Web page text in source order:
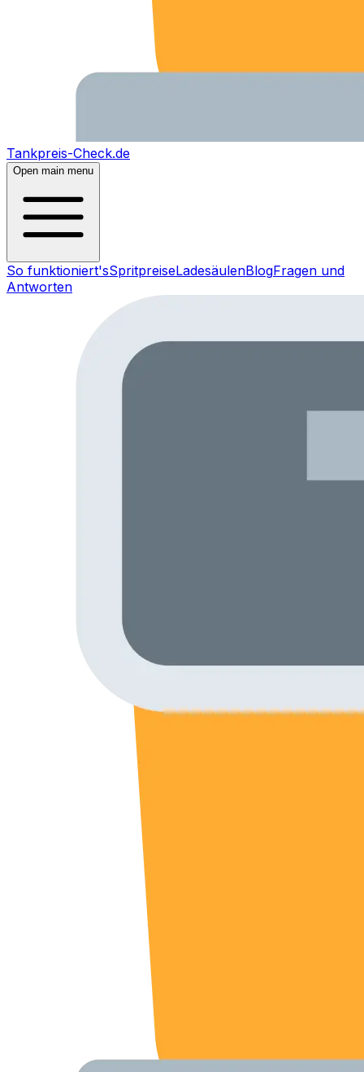
Tankpreis-Check.de
Open main menu
So funktioniert'sSpritpreiseLadesäulenBlogFragen und
Antworten